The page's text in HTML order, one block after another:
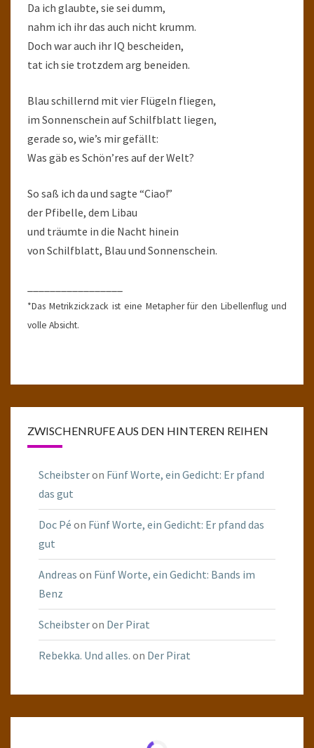
Da ich glaubte, sie sei dumm,
nahm ich ihr das auch nicht krumm.
Doch war auch ihr IQ bescheiden,
tat ich sie trotzdem arg beneiden.
Blau schillernd mit vier Flügeln fliegen,
im Sonnenschein auf Schilfblatt liegen,
gerade so, wie’s mir gefällt:
Was gäb es Schön’res auf der Welt?
So saß ich da und sagte “Ciao!”
der Pfibelle, dem Libau
und träumte in die Nacht hinein
von Schilfblatt, Blau und Sonnenschein.
*Das Metrikzickzack ist eine Metapher für den Libellenflug und
volle Absicht.
ZWISCHENRUFE AUS DEN HINTEREN REIHEN
Scheibsteron Fünf Worte, ein Gedicht: Er pfand
das gut
Doc Pé on Fünf Worte, ein Gedicht: Er pfand das
gut
Andreas on Fünf Worte, ein Gedicht: Bands im
Benz
Scheibsteron Der Pirat
Rebekka. Und alles. on Der Pirat